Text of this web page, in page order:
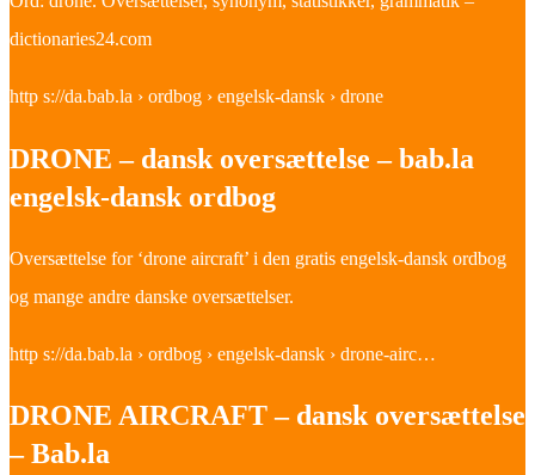
dictionaries24.com
http s://da.bab.la › ordbog › engelsk-dansk › drone
DRONE – dansk oversættelse – bab.la
engelsk-dansk ordbog
Oversættelse for ‘drone aircraft’ i den gratis engelsk-dansk ordbog
og mange andre danske oversættelser.
http s://da.bab.la › ordbog › engelsk-dansk › drone-airc…
DRONE AIRCRAFT – dansk oversættelse
– Bab.la